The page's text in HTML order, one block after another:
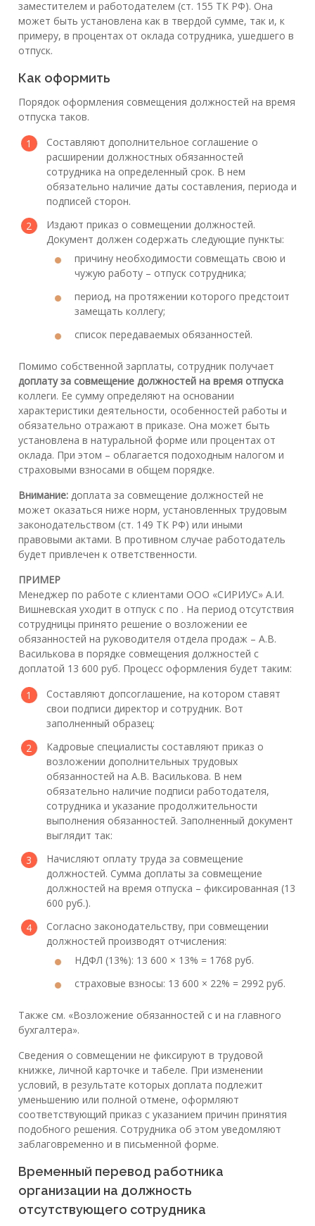
заместителем и работодателем (ст. 155 ТК РФ). Она
может быть установлена как в твердой сумме, так и, к
примеру, в процентах от оклада сотрудника, ушедшего в
отпуск.
Как оформить
Порядок оформления совмещения должностей на время
отпуска таков.
Составляют дополнительное соглашение о
расширении должностных обязанностей
сотрудника на определенный срок. В нем
обязательно наличие даты составления, периода и
подписей сторон.
Издают приказ о совмещении должностей.
Документ должен содержать следующие пункты:
причину необходимости совмещать свою и
чужую работу – отпуск сотрудника;
период, на протяжении которого предстоит
замещать коллегу;
список передаваемых обязанностей.
Помимо собственной зарплаты, сотрудник получает
доплату за совмещение должностей на время отпуска
коллеги. Ее сумму определяют на основании
характеристики деятельности, особенностей работы и
обязательно отражают в приказе. Она может быть
установлена в натуральной форме или процентах от
оклада. При этом – облагается подоходным налогом и
страховыми взносами в общем порядке.
Внимание: доплата за совмещение должностей не
может оказаться ниже норм, установленных трудовым
законодательством (ст. 149 ТК РФ) или иными
правовыми актами. В противном случае работодатель
будет привлечен к ответственности.
ПРИМЕР
Менеджер по работе с клиентами ООО «СИРИУС» А.И.
Вишневская уходит в отпуск с по . На период отсутствия
сотрудницы принято решение о возложении ее
обязанностей на руководителя отдела продаж – А.В.
Василькова в порядке совмещения должностей с
доплатой 13 600 руб. Процесс оформления будет таким:
Составляют допсоглашение, на котором ставят
свои подписи директор и сотрудник. Вот
заполненный образец:
Кадровые специалисты составляют приказ о
возложении дополнительных трудовых
обязанностей на А.В. Василькова. В нем
обязательно наличие подписи работодателя,
сотрудника и указание продолжительности
выполнения обязанностей. Заполненный документ
выглядит так:
Начисляют оплату труда за совмещение
должностей. Сумма доплаты за совмещение
должностей на время отпуска – фиксированная (13
600 руб.).
Согласно законодательству, при совмещении
должностей производят отчисления:
НДФЛ (13%): 13 600 × 13% = 1768 руб.
страховые взносы: 13 600 × 22% = 2992 руб.
Также см. «Возложение обязанностей с и на главного
бухгалтера».
Сведения о совмещении не фиксируют в трудовой
книжке, личной карточке и табеле. При изменении
условий, в результате которых доплата подлежит
уменьшению или полной отмене, оформляют
соответствующий приказ с указанием причин принятия
подобного решения. Сотрудника об этом уведомляют
заблаговременно и в письменной форме.
Временный перевод работника
организации на должность
отсутствующего сотрудника